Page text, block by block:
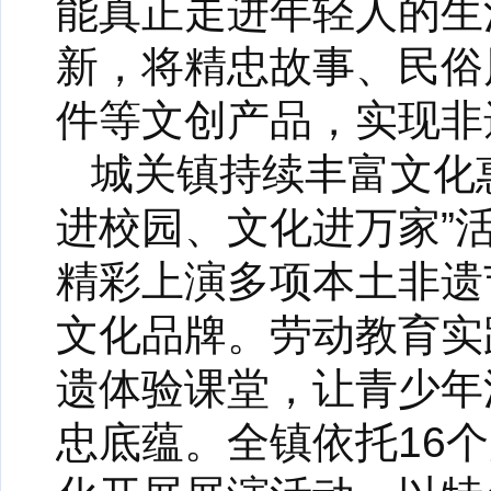
能真正走进年轻人的
新，将精忠故事、民
件等文创产品，实现
城关镇持续丰富文化
进校园、文化进万家”
精彩上演多项本土非
文化品牌。劳动教育
遗体验课堂，让青少
忠底蕴。全镇依托16